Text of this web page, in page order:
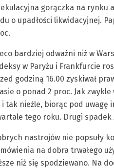
gorączka na rynku
o upadłości likwidacyjnej.
bardziej odważni niż w
w Paryżu i Frankfurcie
godziną 16.00 zyskiwał
o ponad 2 proc. Jak zwykle
i tak nieźle, biorąc pod
tego roku. Drugi
nastrojów nie popsuły
na dobra trwałego
niż się spodziewano. Na